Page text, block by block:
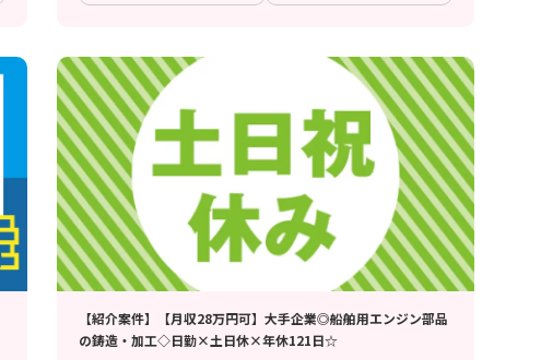
【紹介案件】【月収28万円可】大手企業◎船舶用エンジン部品
の鋳造・加工◇日勤×土日休×年休121日☆